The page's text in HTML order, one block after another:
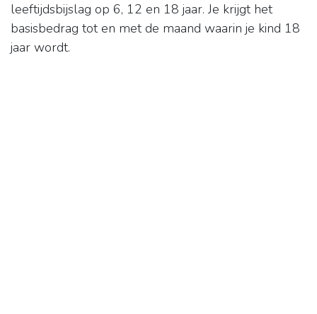
leeftijdsbijslag op 6, 12 en 18 jaar. Je krijgt het
basisbedrag tot en met de maand waarin je kind 18
jaar wordt.